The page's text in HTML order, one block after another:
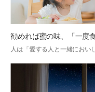
勧めれば蜜の味、「一度
人は「愛する人と一緒におい